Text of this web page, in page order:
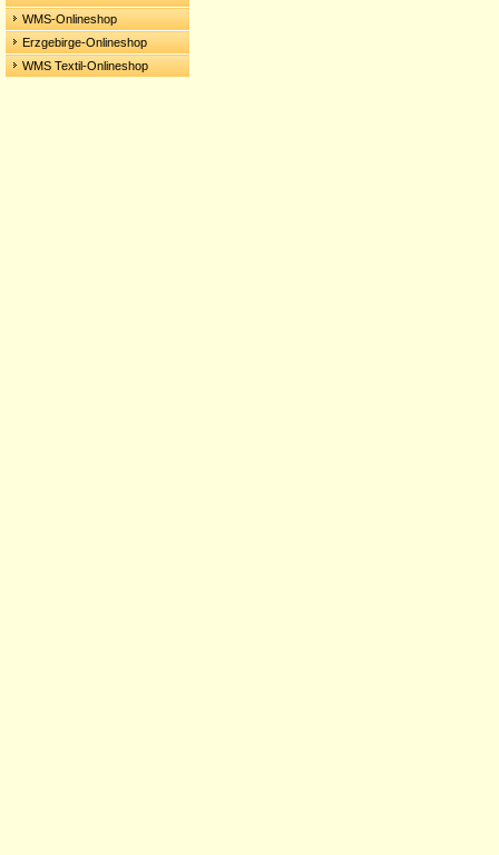
WMS-Onlineshop
Erzgebirge-Onlineshop
WMS Textil-Onlineshop